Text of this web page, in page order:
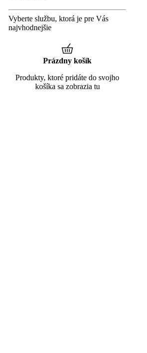
Vyberte službu, ktorá je pre Vás
najvhodnejšie
Prázdny košík
Produkty, ktoré pridáte do svojho
košíka sa zobrazia tu